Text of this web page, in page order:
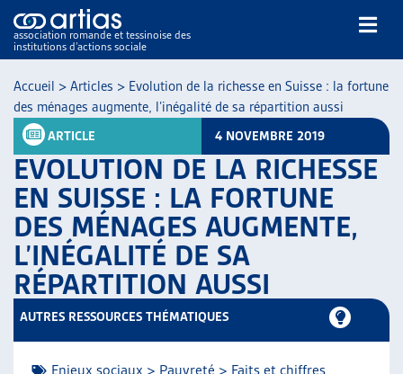
association romande et tessinoise des
institutions d’actions sociale
NOS PUBLICATIONS
ARTICLES
DOSSIERS DU MOIS
VEILLE
RESSOURCES
THÉMATIQUES
GUIDE SOCIAL ROMAND
Accueil > Articles > Evolution de la richesse en Suisse : la fortune
des ménages augmente, l’inégalité de sa répartition aussi
ARTICLE 4 NOVEMBRE 2019
EVOLUTION DE LA RICHESSE
EN SUISSE : LA FORTUNE
DES MÉNAGES AUGMENTE,
L’INÉGALITÉ DE SA
RÉPARTITION AUSSI
AUTRES RESSOURCES THÉMATIQUES
Enjeux sociaux > Pauvreté > Faits et chiffres